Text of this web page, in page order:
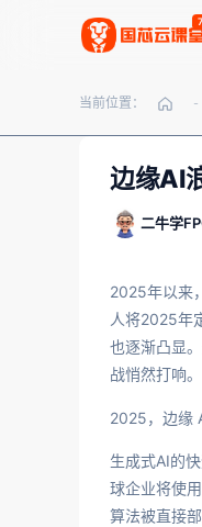
当前位置： -
边缘AI
二牛学
2025年以来
人将2025年
也逐渐凸显
战悄然打响。
2025，边缘
生成式AI的
球企业将使
算法被直接